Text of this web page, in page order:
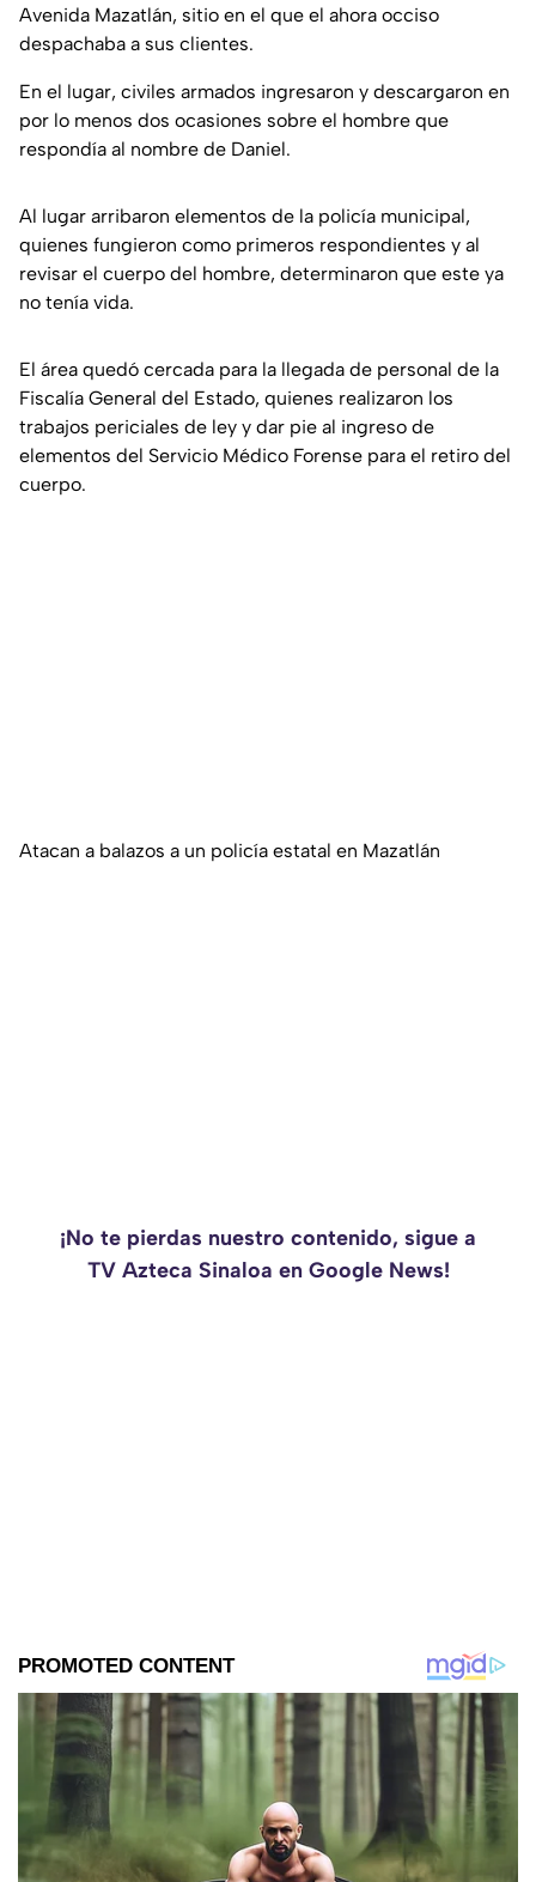
Avenida Mazatlán, sitio en el que el ahora occiso
despachaba a sus clientes.
En el lugar, civiles armados ingresaron y descargaron en
por lo menos dos ocasiones sobre el hombre que
respondía al nombre de Daniel.
Al lugar arribaron elementos de la policía municipal,
quienes fungieron como primeros respondientes y al
revisar el cuerpo del hombre, determinaron que este ya
no tenía vida.
El área quedó cercada para la llegada de personal de la
Fiscalía General del Estado, quienes realizaron los
trabajos periciales de ley y dar pie al ingreso de
elementos del Servicio Médico Forense para el retiro del
cuerpo.
Atacan a balazos a un policía estatal en Mazatlán
¡No te pierdas nuestro contenido, sigue a
TV Azteca Sinaloa en Google News!